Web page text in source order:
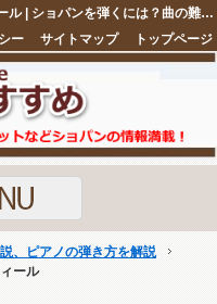
ショパンのすすめ、サイト管理人のプロフィール | ショパンを弾くには？曲の難易度、曲目解説、ピアノの弾き方を解説
トップページ
サイトマップ
ー
注目ネタ5選
、ピアノの弾き方を解説
ール